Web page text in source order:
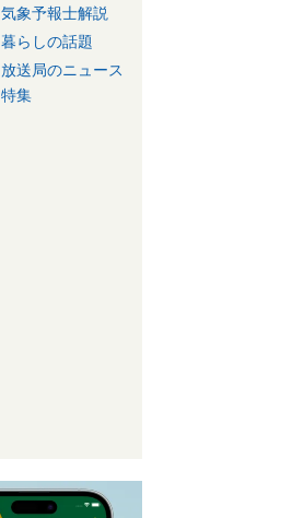
気象予報士解説
暮らしの話題
放送局のニュース
特集